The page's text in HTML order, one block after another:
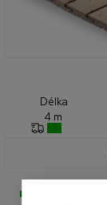
Délka
4 m